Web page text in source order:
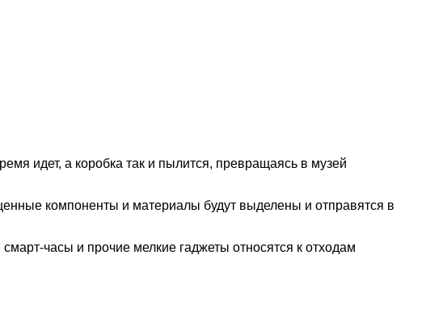
идет, а коробка так и пылится, превращаясь в музей
компоненты и материалы будут выделены и отправятся в
часы и прочие мелкие гаджеты относятся к отходам